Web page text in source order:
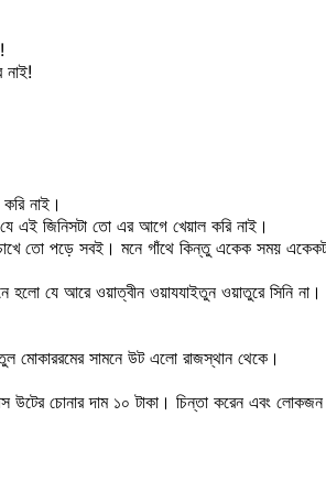
নাই!
নাই।
এই জিনিসটা তো এর আগে খেয়াল করি নাই।
তো পড়ে সবই। মনে গাঁথে কিন্তু একেক সময়
হলো যে আরে ওয়াত্বীন ওয়াযযাইতুন ওয়াতুরে সিনি না।
মোকাররমের সামনে উট এলো রাজস্থান থেকে।
চোনার দাম ১০ টাকা। চিন্তা করেন এবং লোকজন